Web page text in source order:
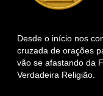
Desde o início nos
cruzada de orações
vão se afastando da
Verdadeira Religião.